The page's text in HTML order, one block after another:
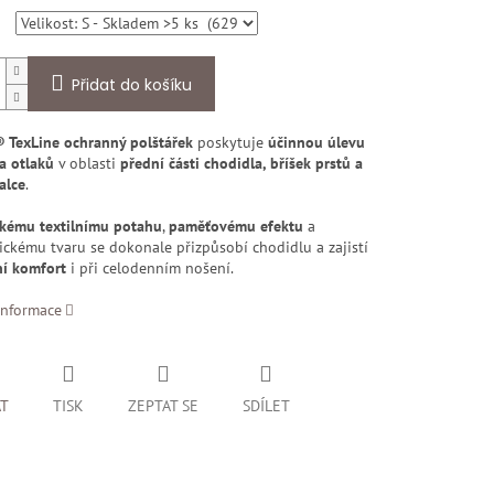
Přidat do košíku
TexLine ochranný polštářekposkytuje účinnou úlevu
otlaků v oblasti přední části chodidla, bříšek prstů a
.
textilnímu potahu,paměťovému efektu a
tvaru se dokonale přizpůsobí chodidlu a zajistí
komforti při celodenním nošení.
TISK ZEPTAT SE SDÍLET